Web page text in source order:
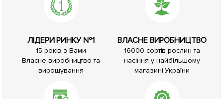
ЛІДЕРИ РИНКУ №1
15 років з Вами
Власне виробництво та
вирощування
ВЛАСНЕ ВИРОБНИЦТВО
16000 сортів рослин та
насіння у найбільшому
магазині України